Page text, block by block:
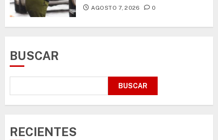
AGOSTO 7, 2026 0
BUSCAR
BUSCAR
RECIENTES